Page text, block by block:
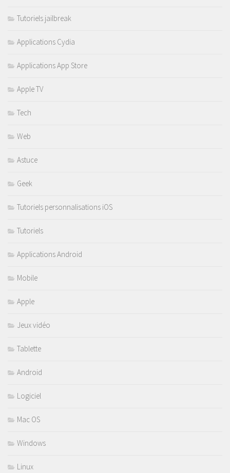
Tutoriels jailbreak
Applications Cydia
Applications App Store
Apple TV
Tech
Web
Astuce
Geek
Tutoriels personnalisations iOS
Tutoriels
Applications Android
Mobile
Apple
Jeux vidéo
Tablette
Android
Logiciel
Mac OS
Windows
Linux